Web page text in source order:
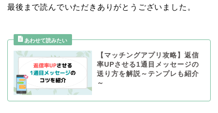
最後まで読んでいただきありがとうございました。
【マッチングアプリ攻略】返信
率UPさせる1通目メッセージの
送り方を解説～テンプレも紹介
～